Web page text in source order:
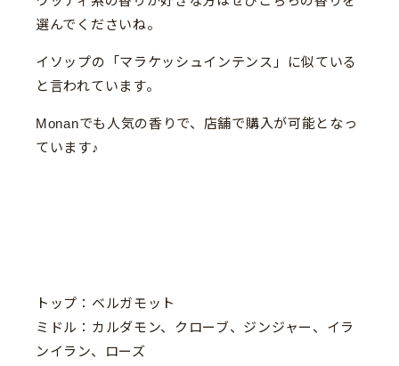
選んでくださいね。
イソップの「マラケッシュインテンス」に似ている
と言われています。
Monanでも人気の香りで、店舗で購入が可能となっ
ています♪
トップ：ベルガモット
ミドル：カルダモン、クローブ、ジンジャー、イラ
ンイラン、ローズ